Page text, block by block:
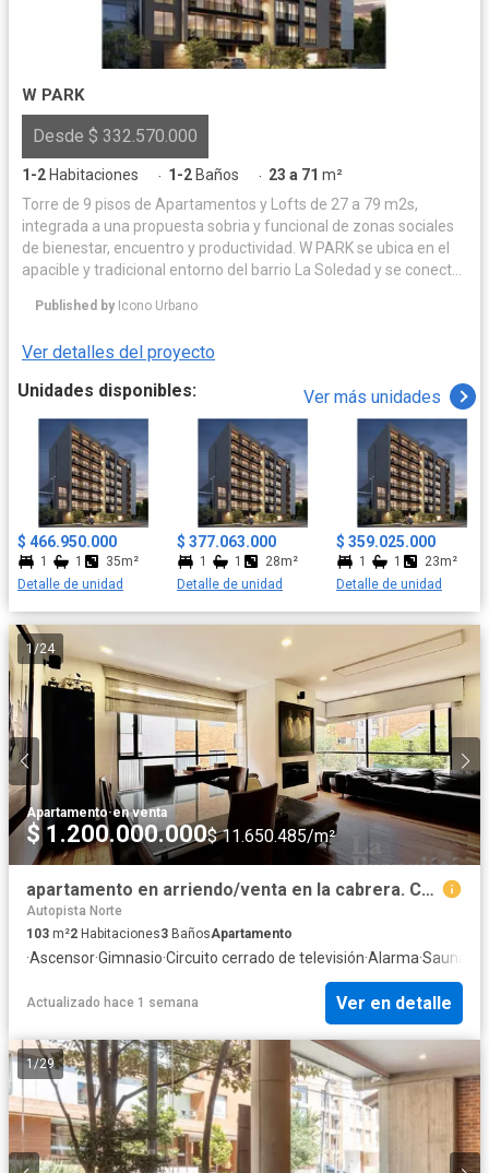
W PARK
Desde $ 332.570.000
1-2 Habitaciones · 1-2 Baños · 23 a 71 m²
Torre de 9 pisos de Apartamentos y Lofts de 27 a 79 m2s,
integrada a una propuesta sobria y funcional de zonas sociales
de bienestar, encuentro y productividad. W PARK se ubica en el
apacible y tradicional entorno del barrio La Soledad y se conecta
y de servicios del Park Way en Bogotá. Descubre tu espacio entre
elegidos, ventanales que favorecen la iluminación natural,
posibilidades domóticas y de amoblamiento personalizables
para mayor seguridad y confort. Elige tu unidad de W PARK para
vivir al máximo tu estilo de vida, consolidar tu patrimonio o
generar rentas atractivas.
Published by Icono Urbano
Ver detalles del proyecto
Unidades disponibles:
Ver más unidades
$ 466.950.000
1 1
35m²
Detalle de unidad
$ 377.063.000
1 1
28m²
Detalle de unidad
$ 359.025.000
1 1
23m²
Detalle de unidad
1/24
Apartamento·en venta
$ 1.200.000.000$ 11.650.485/m²
apartamento en arriendo/venta en la cabrera. Cod V299
Autopista Norte
103 m²2 Habitaciones3 BañosApartamento
·Ascensor·Gimnasio·Circuito cerrado de televisión·Alarma·Sauna
Actualizado hace 1 semana Ver en detalle
1/29